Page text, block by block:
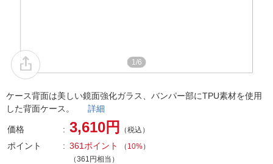
1/6
ケース背面は美しい鏡面強化ガラス、バンパー部にTPU素材を使用
した背面ケース。 詳細
価格 3,610円 （税込）
ポイント 361ポイント （ 10%）
（361円相当）